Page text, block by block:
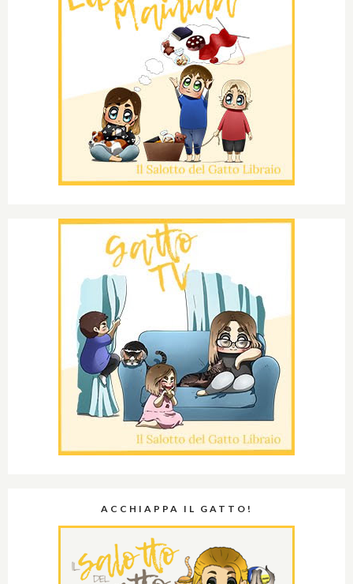
ACCHIAPPA IL GATTO!